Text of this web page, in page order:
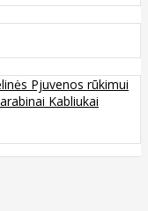
Pjuvenos rūkimui
Kabliukai